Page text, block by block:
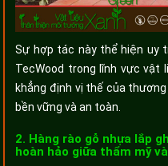
Sự hợp tác này thể hiện uy
TecWood trong lĩnh vực
khẳng định vị thế của
bền vững và an toàn.
2. Hàng rào gỗ nhựa lắp
hoàn hảo giữa thẩm mỹ